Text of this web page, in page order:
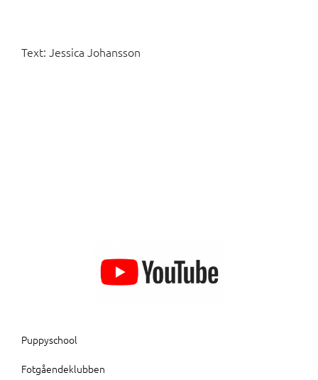
Text: Jessica Johansson
Puppyschool
Fotgåendeklubben